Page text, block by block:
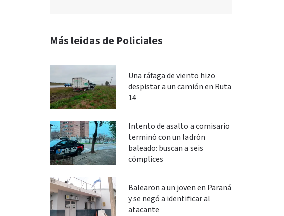
Más leidas de Policiales
Una ráfaga de viento hizo
despistar a un camión en Ruta
14
Intento de asalto a comisario
terminó con un ladrón
baleado: buscan a seis
cómplices
Balearon a un joven en Paraná
y se negó a identificar al
atacante